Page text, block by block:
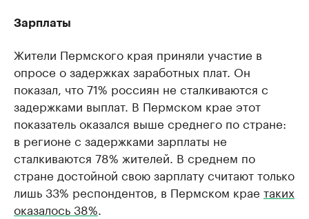
Зарплаты
Жители Пермского края приняли участие в
опросе о задержках заработных плат. Он
показал, что 71% россиян не сталкиваются с
задержками выплат. В Пермском крае этот
показатель оказался выше среднего по стране:
в регионе с задержками зарплаты не
сталкиваются 78% жителей. В среднем по
стране достойной свою зарплату считают только
лишь 33% респондентов, в Пермском крае таких
оказалось 38%.